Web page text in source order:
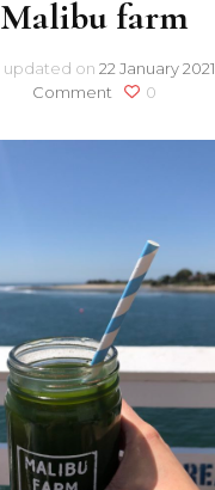
Malibu farm
updated on 22 January 2021
Comment on
farm
0